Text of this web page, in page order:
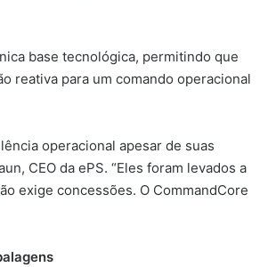
base tecnológica, permitindo que
reativa para um comando operacional
operacional apesar de suas
CEO da ePS. “Eles foram levados a
exige concessões. O CommandCore